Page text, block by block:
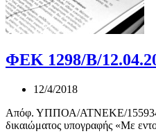
ΦΕΚ 1298/Β/
12/4/2018
Απόφ. ΥΠΠΟΑ/ΑΤΝΕΚΕ/155934/
δικαιώματος υπογραφής «Με